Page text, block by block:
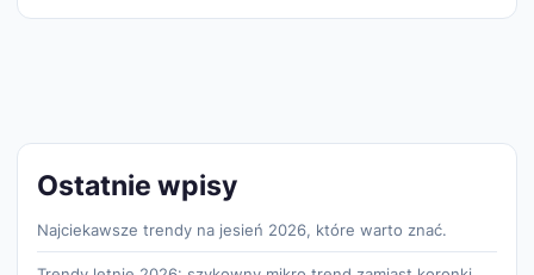
Ostatnie wpisy
Najciekawsze trendy na jesień 2026, które warto znać.